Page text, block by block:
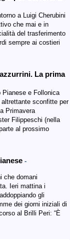
a Luigi Cherubini
che mai e in
del trasferimento
sempre ai costieri
La prima
Pianese e Follonica
sconfitte per
Primavera
Filippeschi (nella
al prossimo
-
che domani
Ieri mattina i
gli
dei giorni iniziali di
al Brilli Peri: “È